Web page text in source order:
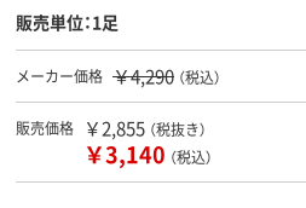
販売単位：1足
メーカー価格 ￥4,290 （税込）
販売価格 ￥2,855 （税抜き）
￥3,140 （税込）